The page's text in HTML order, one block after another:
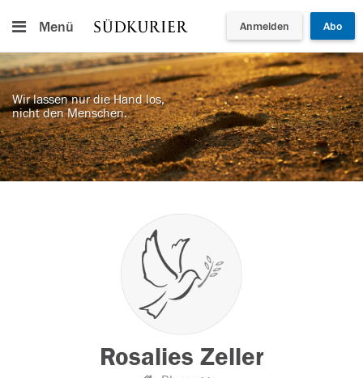
Menü Anmelden Abo
Wir lassen nur die Hand los,
nicht den Menschen.
Rosalies Zeller